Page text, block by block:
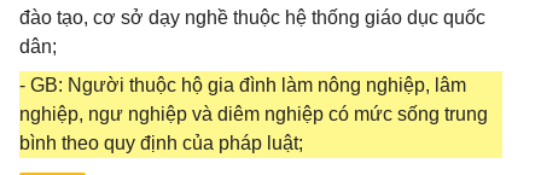
đào tạo, cơ sở dạy nghề thuộc hệ thống giáo dục quốc
dân;
- GB: Người thuộc hộ gia đình làm nông nghiệp, lâm
nghiệp, ngư nghiệp và diêm nghiệp có mức sống trung
bình theo quy định của pháp luật;